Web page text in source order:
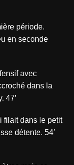
période.
en seconde
avec
dans la
47’
filait dans le petit
détente. 54’